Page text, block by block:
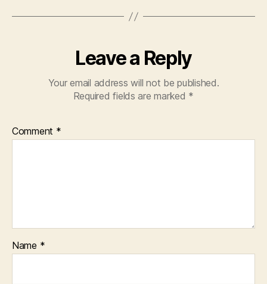
Leave a Reply
Your email address will not be published.
Required fields are marked *
Comment *
Name *